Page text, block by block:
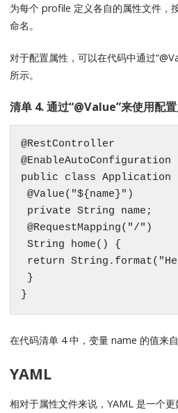
为每个 profile 定义各自的属性文件，
命名。
对于配置属性，可以在代码中通过
所示。
清单 4. 通过“@Value”来使用配
@RestController
@EnableAutoConfiguration
public class Application
@Value("${name}")
private String name;
@RequestMapping("/")
String home() {
return
}
}
在代码清单 4 中，变量 name 的值来自
YAML
相对于属性文件来说，YAML 是一个更